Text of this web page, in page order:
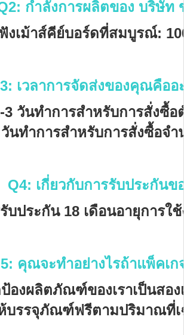
กำลังการผลิตของ บริษัท
งเม้าส์คีย์บอร์ดที่สมบูรณ์:
เวลาการจัดส่งของคุณคืออ
3 วันทำการสำหรับการสั่งซื้อ
วันทำการสำหรับการสั่งซื้อจ
Q4: เกี่ยวกับการรับประกัน
บประกัน 18 เดือนอายุการใ
คุณจะทำอย่างไรถ้าแพ็คเก
ป้องผลิตภัณฑ์ของเราเป็นสอ
บรรจุภัณฑ์ฟรีตามปริมาณที่เ